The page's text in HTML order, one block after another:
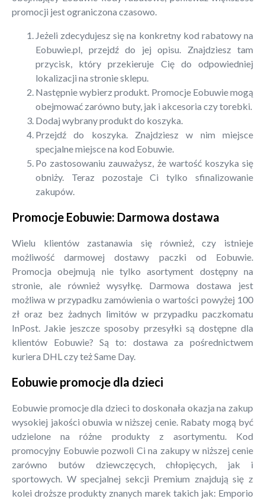
promocji jest ograniczona czasowo.
Jeżeli zdecydujesz się na konkretny kod rabatowy na
Eobuwie.pl, przejdź do jej opisu. Znajdziesz tam
przycisk, który przekieruje Cię do odpowiedniej
lokalizacji na stronie sklepu.
Następnie wybierz produkt. Promocje Eobuwie mogą
obejmować zarówno buty, jak i akcesoria czy torebki.
Dodaj wybrany produkt do koszyka.
Przejdź do koszyka. Znajdziesz w nim miejsce
specjalne miejsce na kod Eobuwie.
Po zastosowaniu zauważysz, że wartość koszyka się
obniży. Teraz pozostaje Ci tylko sfinalizowanie
zakupów.
Promocje Eobuwie: Darmowa dostawa
Wielu klientów zastanawia się również, czy istnieje
możliwość darmowej dostawy paczki od Eobuwie.
Promocja obejmują nie tylko asortyment dostępny na
stronie, ale również wysyłkę. Darmowa dostawa jest
możliwa w przypadku zamówienia o wartości powyżej 100
zł oraz bez żadnych limitów w przypadku paczkomatu
InPost. Jakie jeszcze sposoby przesyłki są dostępne dla
klientów Eobuwie? Są to: dostawa za pośrednictwem
kuriera DHL czy też Same Day.
Eobuwie promocje dla dzieci
Eobuwie promocje dla dzieci to doskonała okazja na zakup
wysokiej jakości obuwia w niższej cenie. Rabaty mogą być
udzielone na różne produkty z asortymentu. Kod
promocyjny Eobuwie pozwoli Ci na zakupy w niższej cenie
zarówno butów dziewczęcych, chłopięcych, jak i
sportowych. W specjalnej sekcji Premium znajdują się z
kolei droższe produkty znanych marek takich jak: Emporio